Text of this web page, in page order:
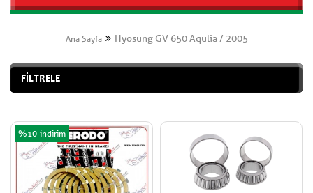
Ana Sayfa Hyosung GV 650 Aqulia / 2005
FİLTRELE
%10